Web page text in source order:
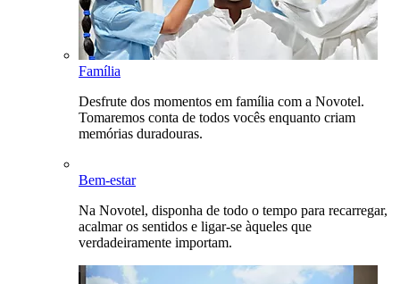
Família
Desfrute dos momentos em família com a Novotel.
Tomaremos conta de todos vocês enquanto criam
memórias duradouras.
Bem-estar
Na Novotel, disponha de todo o tempo para recarregar,
acalmar os sentidos e ligar-se àqueles que
verdadeiramente importam.